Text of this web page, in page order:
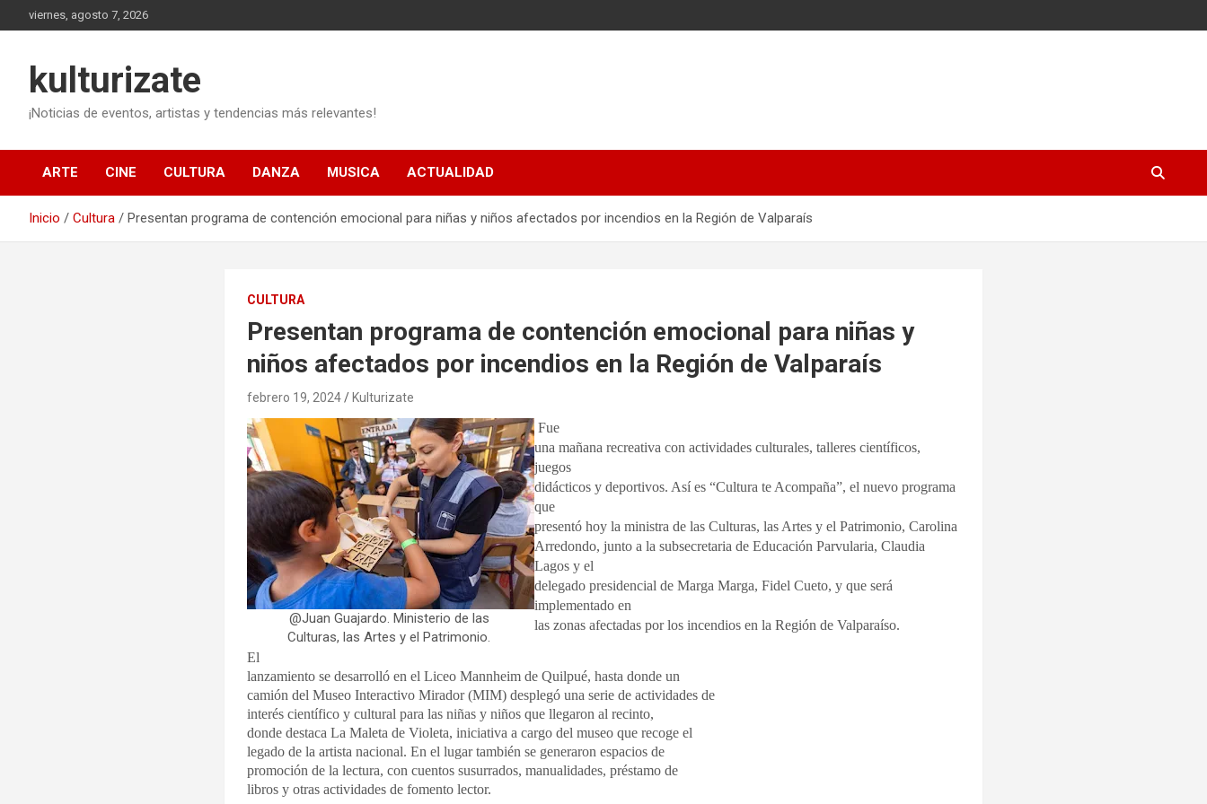
al
viernes, agosto 7, 2026
kulturizate
¡Noticias de eventos, artistas y tendencias más relevantes!
ARTE CINE CULTURA DANZA MUSICA ACTUALIDAD
Inicio Cultura Presentan programa de contención emocional para niñas y niños afectados por incendios en la Región de Valparaís
CULTURA
Presentan programa de contención emocional para niñas y
niños afectados por incendios en la Región de Valparaís
febrero 19, 2024 Kulturizate
@Juan Guajardo. Ministerio de las
Culturas, las Artes y el Patrimonio.
Fue
una mañana recreativa con actividades culturales, talleres científicos,
juegos
didácticos y deportivos. Así es “Cultura te Acompaña”, el nuevo programa
que
presentó hoy la ministra de las Culturas, las Artes y el Patrimonio, Carolina
Arredondo, junto a la subsecretaria de Educación Parvularia, Claudia
Lagos y el
delegado presidencial de Marga Marga, Fidel Cueto, y que será
implementado en
las zonas afectadas por los incendios en la Región de Valparaíso.
El
lanzamiento se desarrolló en el Liceo Mannheim de Quilpué, hasta donde un
camión del Museo Interactivo Mirador (MIM) desplegó una serie de actividades de
interés científico y cultural para las niñas y niños que llegaron al recinto,
donde destaca La Maleta de Violeta, iniciativa a cargo del museo que recoge el
legado de la artista nacional. En el lugar también se generaron espacios de
promoción de la lectura, con cuentos susurrados, manualidades, préstamo de
libros y otras actividades de fomento lector.